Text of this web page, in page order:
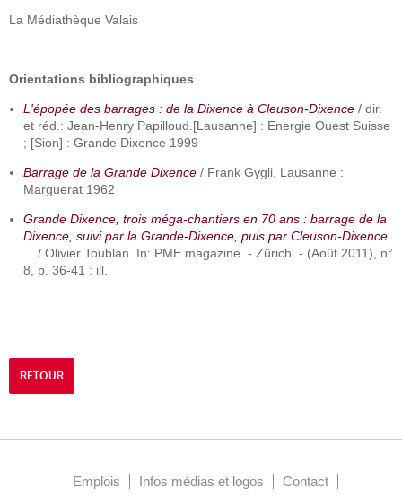
La Médiathèque Valais
Orientations bibliographiques
L'épopée des barrages : de la Dixence à Cleuson-Dixence / dir.
et réd.: Jean-Henry Papilloud.[Lausanne] : Energie Ouest Suisse
; [Sion] : Grande Dixence 1999
Barrage de la Grande Dixence / Frank Gygli. Lausanne :
Marguerat 1962
Grande Dixence, trois méga-chantiers en 70 ans : barrage de la
Dixence, suivi par la Grande-Dixence, puis par Cleuson-Dixence
/ Olivier Toublan. In: PME magazine. - Zürich. - (Août 2011), n°
8, p. 36-41 : ill.
RETOUR
Emplois Infos médias et logos
Contact